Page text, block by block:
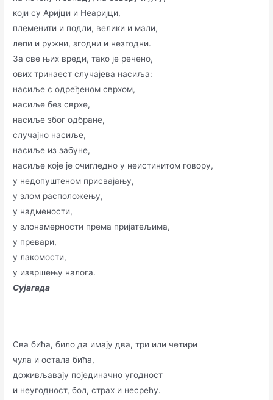
који су Аријци и Неаријци,
племенити и подли, велики и мали,
лепи и ружни, згодни и незгодни.
За све њих вреди, тако је речено,
ових тринаест случајева насиља:
насиље с одређеном сврхом,
насиље без сврхе,
насиље због одбране,
случајно насиље,
насиље из забуне,
насиље које је очигледно у неистинитом говору,
у недопуштеном присвајању,
у злом расположењу,
у надмености,
у злонамерности према пријатељима,
у превари,
у лакомости,
у извршењу налога.
Сујагада
Сва бића, било да имају два, три или четири
чула и остала бића,
доживљавају појединачно угодност
и неугодност, бол, страх и несрећу.